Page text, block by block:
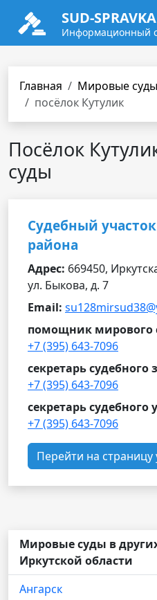
SUD-
Информационный
Главная Мировые суды
посёлок Кутулик
Посёлок
суды
Судебный
района
Адрес: 669450,
ул. Быкова, д. 7
Email:
помощник мирового
+7 (395) 643-7096
секретарь судебного
+7 (395) 643-7096
секретарь судебного
+7 (395) 643-7096
Перейти на страницу
Мировые суды в
Иркутской области
Ангарск